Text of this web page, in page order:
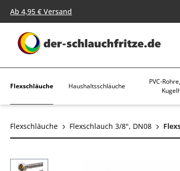
Zur Hauptnavigation springen
Ab 4,95 € Versand
Flexschläuche Haushaltsschläuche
PVC-
Flexschläuche Flexschlauch 3/8", DN08
Bildergalerie überspringen